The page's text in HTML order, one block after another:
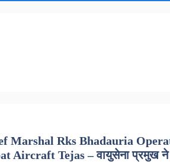
Marshal Rks Bhadauria
Aircraft Tejas – वायुसेना प्रमुख ने